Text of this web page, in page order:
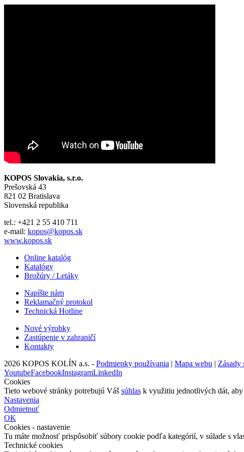
KOPOS Slovakia, s.r.o.
Prešovská 43
821 02 Bratislava
Slovenská republika
tel.: +421 2 55 410 711
e-mail: kopos@kopos.sk
www.kopos.sk
Online katalóg
Katalógy
Brožúry / Letáky
Napíšte nám
Reklamačný protokol
Technická Hotline
Nové výrobky
Zastúpenie v zahraničí
Kontakty
2026 KOPOS KOLÍN a.s. - Podmienky používania | Mapa webu | Zásady
YoutubeFacebookInstagramLinkedIn
Cookies
Tieto webové stránky potrebujú Váš súhlas k využitiu jednotlivých dát,
Nastavenia
Odmietnuť
OK
Cookies - nastavenie
Tu máte možnosť prispôsobiť súbory cookie podľa kategórií, v súlade s
Technické cookies